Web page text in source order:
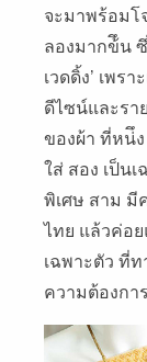
จะมาพร้อมโ
ลองมากข้ึน ซึ่
เวดดิ้ง’ เพร
ดีไซน์และรา
ของผ้า ที่หน่ึ
ใส่ สอง เป็น
พิเศษ สาม มี
ไทย แล้วค่อ
เฉพาะตัว ที่
ความต้องกา